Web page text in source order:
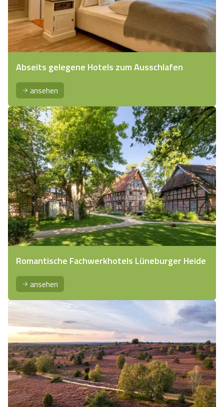
Abseits gelegene Hotels zum Ausschlafen
ansehen
Romantische Fachwerkhotels Lüneburger Heide
ansehen